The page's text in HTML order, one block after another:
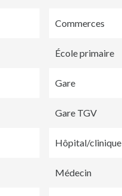
Commerces
École primaire
Gare
Gare TGV
Hôpital/clinique
Médecin